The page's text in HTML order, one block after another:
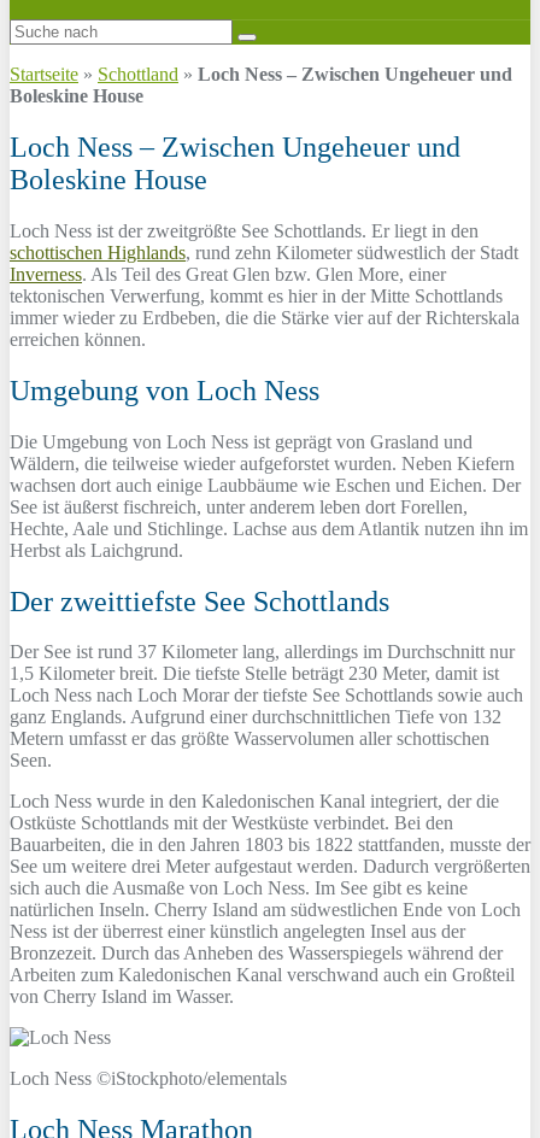
Startseite » Schottland » Loch Ness – Zwischen Ungeheuer und
Boleskine House
Loch Ness – Zwischen Ungeheuer und
Boleskine House
Loch Ness ist der zweitgrößte See Schottlands. Er liegt in den
schottischen Highlands, rund zehn Kilometer südwestlich der Stadt
Inverness. Als Teil des Great Glen bzw. Glen More, einer
tektonischen Verwerfung, kommt es hier in der Mitte Schottlands
immer wieder zu Erdbeben, die die Stärke vier auf der Richterskala
erreichen können.
Umgebung von Loch Ness
Die Umgebung von Loch Ness ist geprägt von Grasland und
Wäldern, die teilweise wieder aufgeforstet wurden. Neben Kiefern
wachsen dort auch einige Laubbäume wie Eschen und Eichen. Der
See ist äußerst fischreich, unter anderem leben dort Forellen,
Hechte, Aale und Stichlinge. Lachse aus dem Atlantik nutzen ihn im
Herbst als Laichgrund.
Der zweittiefste See Schottlands
Der See ist rund 37 Kilometer lang, allerdings im Durchschnitt nur
1,5 Kilometer breit. Die tiefste Stelle beträgt 230 Meter, damit ist
Loch Ness nach Loch Morar der tiefste See Schottlands sowie auch
ganz Englands. Aufgrund einer durchschnittlichen Tiefe von 132
Metern umfasst er das größte Wasservolumen aller schottischen
Seen.
Loch Ness wurde in den Kaledonischen Kanal integriert, der die
Ostküste Schottlands mit der Westküste verbindet. Bei den
Bauarbeiten, die in den Jahren 1803 bis 1822 stattfanden, musste der
See um weitere drei Meter aufgestaut werden. Dadurch vergrößerten
sich auch die Ausmaße von Loch Ness. Im See gibt es keine
natürlichen Inseln. Cherry Island am südwestlichen Ende von Loch
Ness ist der überrest einer künstlich angelegten Insel aus der
Bronzezeit. Durch das Anheben des Wasserspiegels während der
Arbeiten zum Kaledonischen Kanal verschwand auch ein Großteil
von Cherry Island im Wasser.
Loch Ness ©iStockphoto/elementals
Loch Ness Marathon